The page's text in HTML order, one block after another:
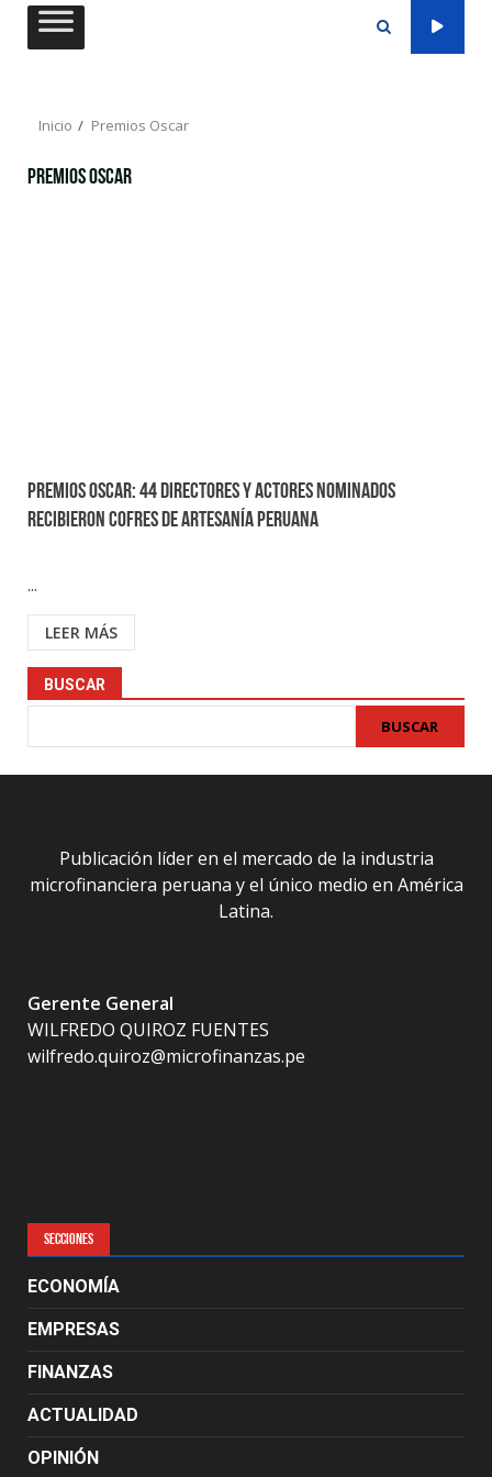
Saltar
Inicio Premios Oscar
Premios Oscar
Premios Oscar: 44 directores y actores nominados
recibieron cofres de artesanía peruana
...
LEER MÁS
BUSCAR
BUSCAR
Publicación líder en el mercado de la industria
microfinanciera peruana y el único medio en América
Latina.
Gerente General
WILFREDO QUIROZ FUENTES
wilfredo.quiroz@microfinanzas.pe
SECCIONES
ECONOMÍA
EMPRESAS
FINANZAS
ACTUALIDAD
OPINIÓN